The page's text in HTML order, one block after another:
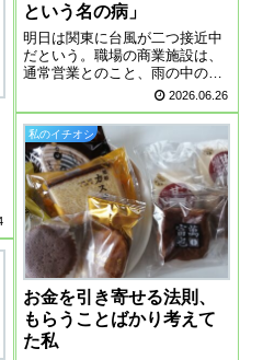
という名の病」
明日は関東に台風が二つ接近中
だという。職場の商業施設は、
通常営業とのこと、雨の中の出
勤となりそうで、今から憂鬱で
す。家族という病下重暁子さん
のベストセラー「家族という
病」が、来月、映画として公開
されることを知りました。この
本、ずいぶん前に読...
2026.06.26
私のイチオシ
お金を引き寄せる法則、
もらうことばかり考えて
た私